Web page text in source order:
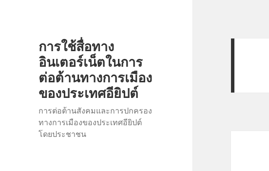
การใช้สื่อทาง
อินเตอร์เน็ตในการ
ต่อต้านทางการเมือง
ของประเทศอียิปต์
การต่อต้านสังคมและการปกครอง
ทางการเมืองของประเทศอียิปต์
โดยประชาชน